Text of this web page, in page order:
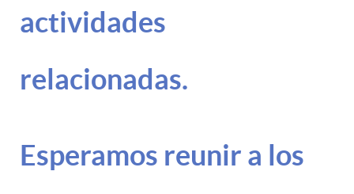
actividades
relacionadas.
Esperamos reunir a los